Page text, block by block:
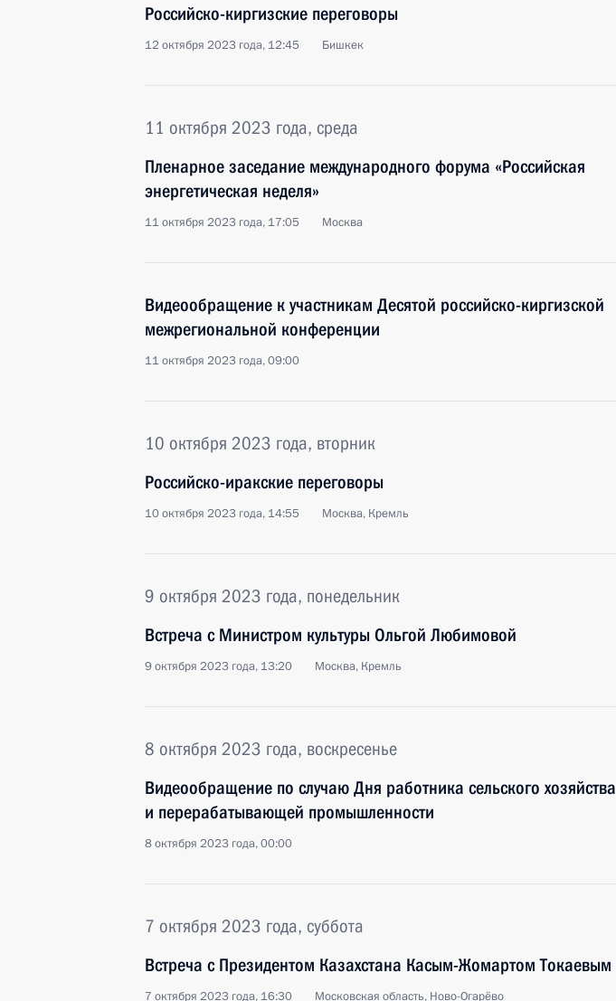
Российско-киргизские переговоры
12 октября 2023 года, 12:45 Бишкек
11 октября 2023 года, среда
Пленарное заседание международного форума «Российская
энергетическая неделя»
11 октября 2023 года, 17:05 Москва
Видеообращение к участникам Десятой российско-киргизской
межрегиональной конференции
11 октября 2023 года, 09:00
10 октября 2023 года, вторник
Российско-иракские переговоры
10 октября 2023 года, 14:55 Москва, Кремль
9 октября 2023 года, понедельник
Встреча с Министром культуры Ольгой Любимовой
9 октября 2023 года, 13:20 Москва, Кремль
8 октября 2023 года, воскресенье
Видеообращение по случаю Дня работника сельского хозяйства
и перерабатывающей промышленности
8 октября 2023 года, 00:00
7 октября 2023 года, суббота
Встреча с Президентом Казахстана Касым-Жомартом Токаевым
7 октября 2023 года, 16:30 Московская область, Ново-Огарёво